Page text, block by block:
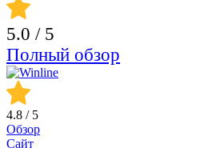
5.0 / 5
Полный обзор
4.8 / 5
Обзор
Сайт